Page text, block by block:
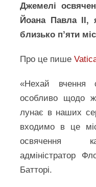
Джемелі
Йоана Павла ІІ,
близько п’яти
Про це пише
«Нехай вчення
особливо щодо
лунає в наших
входимо в це
освячення
адміністратор
Батторі.